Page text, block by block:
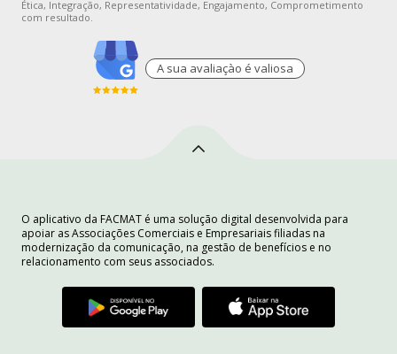
Ética, Integração, Representatividade, Engajamento, Comprometimento
com resultado.
A sua avaliaçào é valiosa
O aplicativo da FACMAT é uma solução digital desenvolvida para
apoiar as Associações Comerciais e Empresariais filiadas na
modernização da comunicação, na gestão de benefícios e no
relacionamento com seus associados.